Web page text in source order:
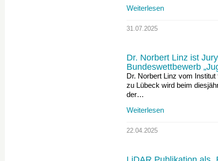
Weiterlesen
31.07.2025
Dr. Norbert Linz ist
Bundeswettbewerb
Dr. Norbert Linz vom
zu Lübeck wird beim
der…
Weiterlesen
22.04.2025